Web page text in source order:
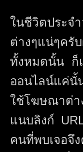
ในชีวิตประจ
ต่างๆแน่ๆครั
ทั้งหมดนั้น ก็
ออนไลน์แค่นั้
ใช้โฆษณาต่า
แนบลิงก์
คนที่พบเจอจึ